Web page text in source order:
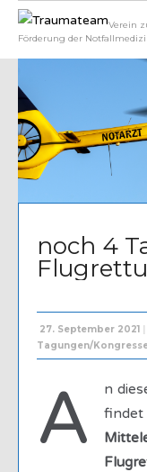
Verein
Förderung der
noch 4
27. September 2021
Tagungen/
A n